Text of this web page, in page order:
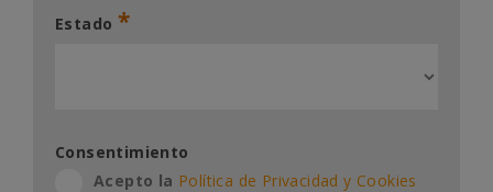
Estado *
Consentimiento
Acepto la Política de Privacidad y Cookies